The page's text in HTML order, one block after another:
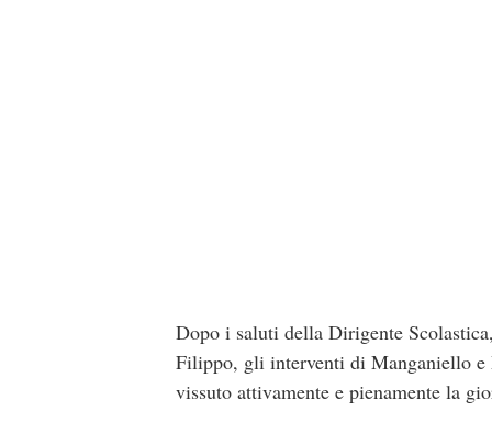
Dopo i saluti della Dirigente
Filippo, gli interventi di Manganiello e
vissuto attivamente e pienamente la